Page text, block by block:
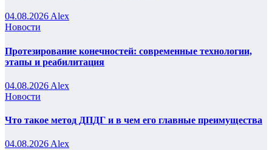
04.08.2026 Alex
Новости
Протезирование конечностей: современные технологии,
этапы и реабилитация
04.08.2026 Alex
Новости
Что такое метод ДПДГ и в чем его главные преимущества
04.08.2026 Alex